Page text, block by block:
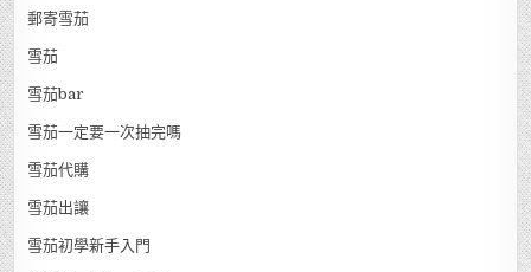
郵寄雪茄
雪茄
雪茄bar
雪茄一定要一次抽完嗎
雪茄代購
雪茄出讓
雪茄初學新手入門